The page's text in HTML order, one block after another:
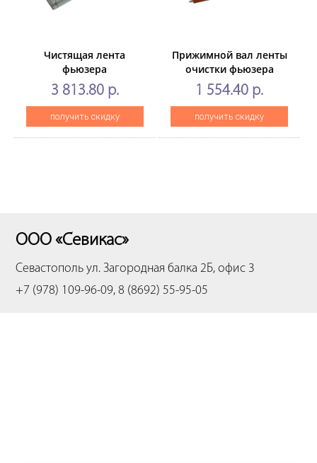
Чистящая лента
фьюзера
NROLN1665FCZ1 для
SHARPMX-
M850/M950/M1100 (CET),
CET7613
3 813.80 р.
получить скидку
Прижимной вал ленты
очистки фьюзера
NROLR1932FCZZ
дляSHARP MX-
M654N/754N/6508/7508
(CET), CET241015
1 554.40 р.
получить скидку
ООО «Севикас»
Севастополь ул. Загородная балка 2Б, офис 3
+7 (978) 109-96-09, 8 (8692) 55-95-05